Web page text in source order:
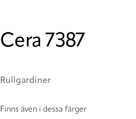
Cera 7387
Rullgardiner
Finns även i dessa färger